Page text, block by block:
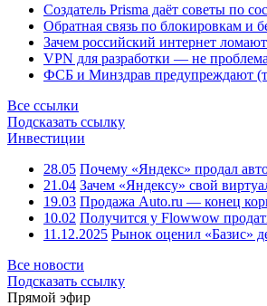
Создатель Prisma даёт советы по
Обратная связь по блокировкам и
Зачем российский интернет
VPN для разработки — не
ФСБ и Минздрав предупреждают
Все ссылки
Подсказать ссылку
Инвестиции
28.05 Почему «Яндекс» продал
21.04 Зачем «Яндексу» свой
19.03 Продажа Auto.ru — конец
10.02 Получится у Flowwow
11.12.2025 Рынок оценил «Базис»
Все новости
Подсказать ссылку
Прямой эфир